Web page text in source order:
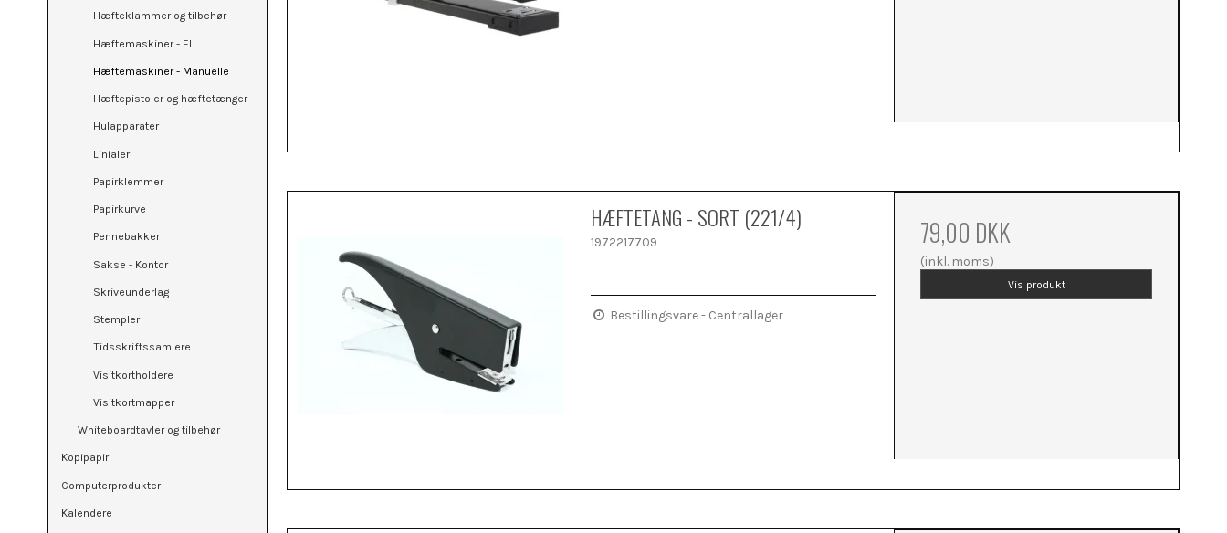
Hæfteklammer og tilbehør
Hæftemaskiner - El
Hæftemaskiner - Manuelle
Hæftepistoler og hæftetænger
Hulapparater
Linialer
Papirklemmer
Papirkurve
Pennebakker
Sakse - Kontor
Skriveunderlag
Stempler
Tidsskriftssamlere
Visitkortholdere
Visitkortmapper
Whiteboardtavler og tilbehør
Kopipapir
Computerprodukter
Kalendere
HÆFTETANG - SORT (221/4)
1972217709
Bestillingsvare - Centrallager
79,00 DKK
(inkl. moms)
Vis produkt